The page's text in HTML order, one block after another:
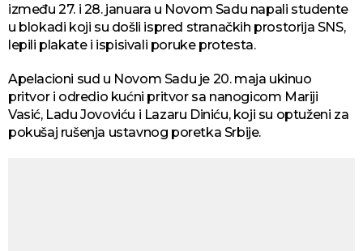
između 27. i 28. januara u Novom Sadu napali studente
u blokadi koji su došli ispred stranačkih prostorija SNS,
lepili plakate i ispisivali poruke protesta.
Apelacioni sud u Novom Sadu je 20. maja ukinuo
pritvor i odredio kućni pritvor sa nanogicom Mariji
Vasić, Ladu Jovoviću i Lazaru Diniću, koji su optuženi za
pokušaj rušenja ustavnog poretka Srbije.